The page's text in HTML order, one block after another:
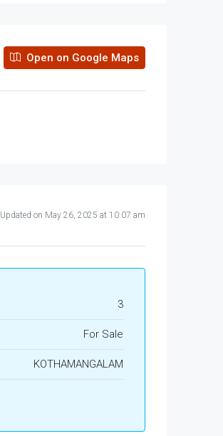
Open on Google Maps
Updated on May 26, 2025 at 10:07 am
3
For Sale
KOTHAMANGALAM